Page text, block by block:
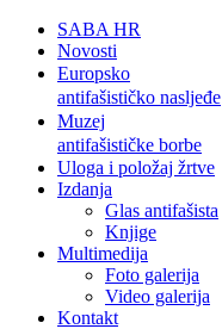
SABA HR
Novosti
Europsko
antifašističko nasljeđe
Muzej
antifašističke borbe
Uloga i položaj žrtve
Izdanja
Glas antifašista
Knjige
Multimedija
Foto galerija
Video galerija
Kontakt